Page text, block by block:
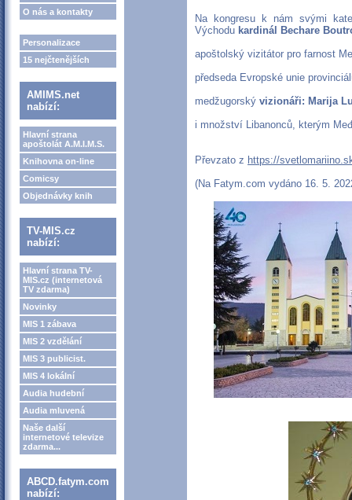
O nás a kontakty
Personalizace
15 nejčtenějších
AMIMS.net
nabízí:
Hlavní strana
apoštolát A.M.I.M.S.
Knihovna on-line
Comicsy
Objednávky knih
TV-MIS.cz
nabízí:
Hlavní strana TV-
MIS.cz (internetová
TV zdarma)
Novinky
MIS 1 zábava
MIS 2 vzdělání
MIS 3 publicist.
MIS 4 lokální
Audia hudební
Audia mluvená
Naše další
internetové televize
zdarma...
ABCD.fatym.com
nabízí:
Na kongresu k nám svými
Východu kardinál Bechare
apoštolský vizitátor pro farnost
předseda Evropské unie
medžugorský vizionáři: Marija
i množství Libanonců, kterým
Převzato z https://
(Na Fatym.com vydáno 16. 5.